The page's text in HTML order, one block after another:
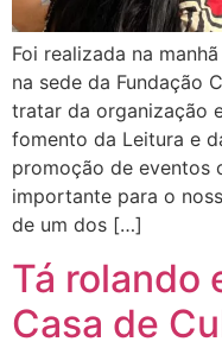
Foi realizada na
na sede da Fundação
tratar da organização
fomento da Leitura e
promoção de eventos
importante para o
de um dos […]
Tá rolando
Casa de